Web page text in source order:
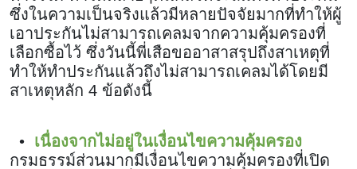
ซึ่งในความเป็นจริงแล้วมีหลายปัจจัยมากที่ทำให้ผู้
เอาประกันไม่สามารถเคลมจากความคุ้มครองที่
เลือกซื้อไว้ ซึ่งวันนี้พี่เสือขออาสาสรุปถึงสาเหตุที่
ทำให้ทำประกันแล้วถึงไม่สามารถเคลมได้โดยมี
สาเหตุหลัก 4 ข้อดังนี้
• เนื่องจากไม่อยู่ในเงื่อนไขความคุ้มครอง
กรมธรรม์ส่วนมากมีเงื่อนไขความคุ้มครองที่เปิด